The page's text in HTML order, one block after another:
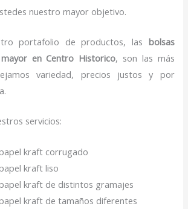
nuestro mayor objetivo.
portafolio de productos, las bolsas
en Centro Historico, son las más
variedad, precios justos y por
servicios:
kraft corrugado
kraft liso
kraft de distintos gramajes
kraft de tamaños diferentes